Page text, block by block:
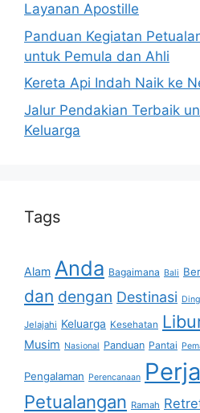
Layanan Apostille
Panduan Kegiatan
untuk Pemula dan Ahli
Kereta Api Indah Naik ke
Jalur Pendakian Terbaik
Keluarga
Tags
Alam Anda Bagaimana Bali
dan dengan Destinasi
Jelajahi Keluarga Kesehatan
Musim Nasional Panduan Pantai
Pengalaman Perencanaan
Petualangan Ramah